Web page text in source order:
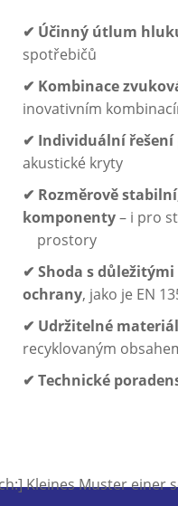
✔ Účinný útlum
spotřebičů
✔ Kombinace
inovativním
✔ Individuální řešení
akustické kryty
✔ Rozměrově
komponenty– i pro
prostory
✔ Shoda s
ochrany, jako je EN
✔ Udržitelné
recyklovaným
✔ Technické